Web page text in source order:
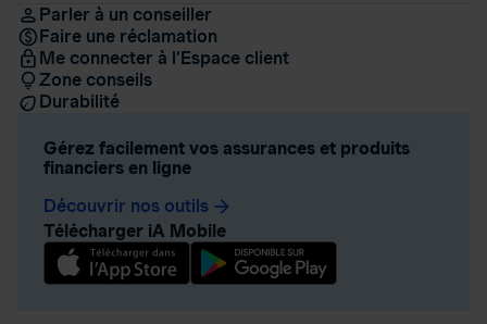
Parler à un conseiller
Faire une réclamation
Me connecter à l’Espace client
Zone conseils
Durabilité
Gérez facilement vos assurances et produits
financiers en ligne
Découvrir nos outils arrow_forward
Télécharger iA Mobile